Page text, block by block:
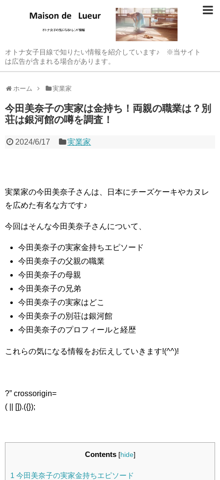
オトナ女子目線で知りたい情報を紹介しています♪ ※当サイト
は広告が含まれる場合があります。
ホーム 実業家
今田美奈子の実家は金持ち！両親の職業は？別
荘は銀河館の噂を調査！
2024/6/17 実業家
実業家の今田美奈子さんは、日本にチーズケーキやカヌレ
を広めた有名な方です♪
今回はそんな今田美奈子さんについて、
今田美奈子の実家金持ちエピソード
今田美奈子の父親の職業
今田美奈子の母親
今田美奈子の兄弟
今田美奈子の実家はどこ
今田美奈子の別荘は銀河館
今田美奈子のプロフィールと経歴
これらの気になる情報をお伝えしていきます!(^^)!
?” crossorigin=
( || []).({});
Contents [hide]
1 今田美奈子の実家金持ちエピソード